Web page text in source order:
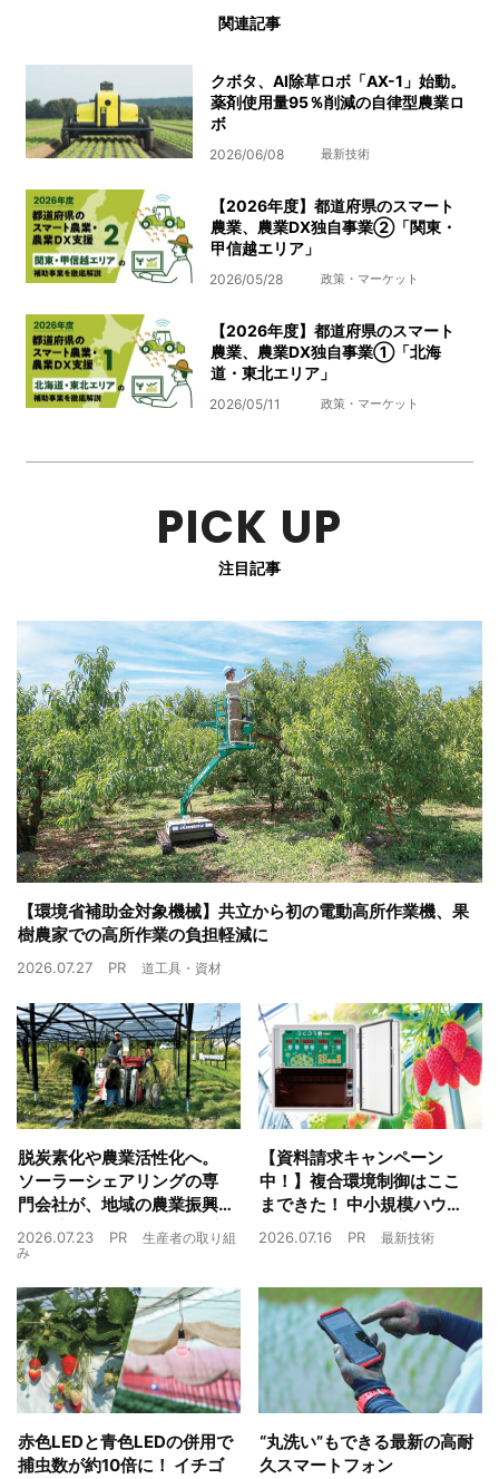
関連記事
クボタ、AI除草ロボ「AX-1」始動。
薬剤使用量95％削減の自律型農業ロ
ボ
2026/06/08 最新技術
【2026年度】都道府県のスマート
農業、農業DX独自事業➁「関東・
甲信越エリア」
2026/05/28 政策・マーケット
【2026年度】都道府県のスマート
農業、農業DX独自事業➀「北海
道・東北エリア」
2026/05/11 政策・マーケット
PICK UP
注目記事
【環境省補助金対象機械】共立から初の電動高所作業機、果
樹農家での高所作業の負担軽減に
2026.07.27 PR 道工具・資材
脱炭素化や農業活性化へ。
ソーラーシェアリングの専
門会社が、地域の農業振興
や経済循環をワンストップ
でサポート
2026.07.23 PR
生産者の取り組
み
【資料請求キャンペーン
中！】複合環境制御はここ
まできた！ 中小規模ハウス
でも検討しやすい高コスパ
複合環境制御装置が誕生
2026.07.16 PR 最新技術
赤色LEDと青色LEDの併用で
捕虫数が約10倍に！ イチゴ
“丸洗い”もできる最新の高耐
久スマートフォン